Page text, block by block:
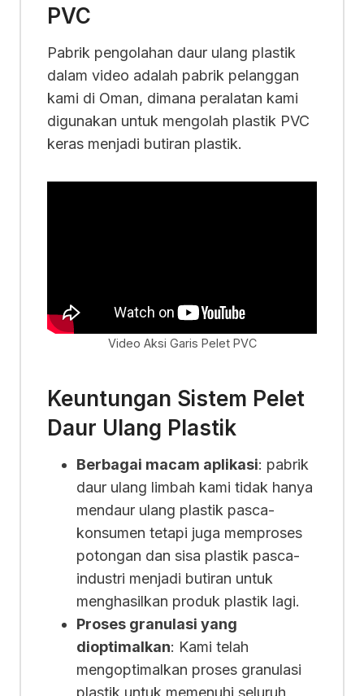
PVC
Pabrik pengolahan daur ulang plastik
dalam video adalah pabrik pelanggan
kami di Oman, dimana peralatan kami
digunakan untuk mengolah plastik PVC
keras menjadi butiran plastik.
Video Aksi Garis Pelet PVC
Keuntungan Sistem Pelet
Daur Ulang Plastik
Berbagai macam aplikasi: pabrik
daur ulang limbah kami tidak hanya
mendaur ulang plastik pasca-
konsumen tetapi juga memproses
potongan dan sisa plastik pasca-
industri menjadi butiran untuk
menghasilkan produk plastik lagi.
Proses granulasi yang
dioptimalkan: Kami telah
mengoptimalkan proses granulasi
plastik untuk memenuhi seluruh